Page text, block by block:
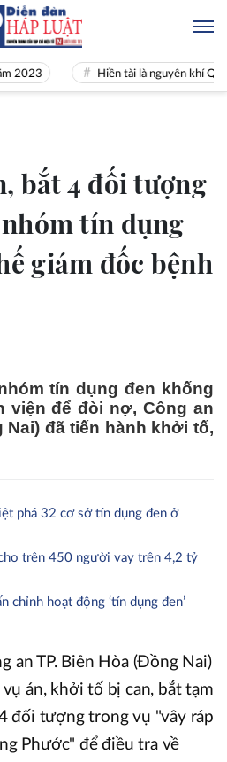
Hiền tài là nguyên khí Quốc gia
bắt 4 đối tượng
tín dụng
giám đốc bệnh
tín dụng đen khống
viện để đòi nợ, Công an
Nai) đã tiến hành khởi tố,
phá 32 cơ sở tín dụng đen ở
trên 450 người vay trên 4,2 tỷ
chỉnh hoạt động ‘tín dụng đen’
an TP. Biên Hòa (Đồng Nai)
án, khởi tố bị can, bắt tạm
đối tượng trong vụ "vây ráp
Phước" để điều tra về